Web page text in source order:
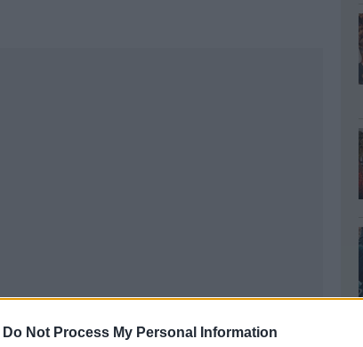
Do Not Process My Personal Information